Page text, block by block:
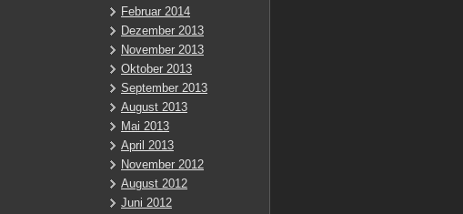
Februar 2014
Dezember 2013
November 2013
Oktober 2013
September 2013
August 2013
Mai 2013
April 2013
November 2012
August 2012
Juni 2012